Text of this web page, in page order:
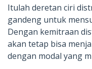
Itulah deretan ciri
gandeng untuk
Dengan kemitraan
akan tetap bisa
dengan modal yang